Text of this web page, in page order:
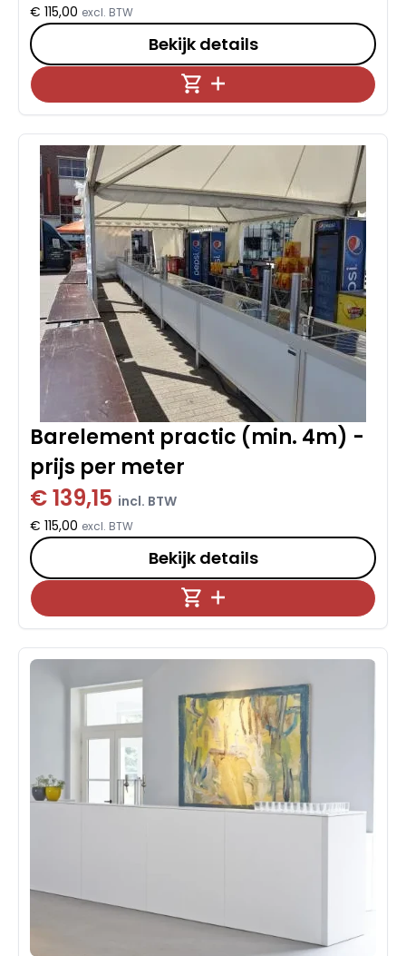
€ 115,00 excl. BTW
Bekijk details
Barelement practic (min. 4m) -
prijs per meter
€ 139,15 incl. BTW
€ 115,00 excl. BTW
Bekijk details